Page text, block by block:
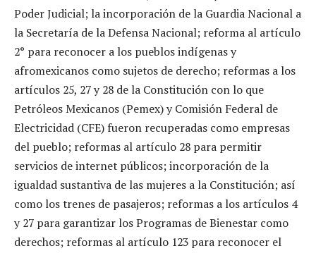
Poder Judicial; la incorporación de la Guardia Nacional a
la Secretaría de la Defensa Nacional; reforma al artículo
2° para reconocer a los pueblos indígenas y
afromexicanos como sujetos de derecho; reformas a los
artículos 25, 27 y 28 de la Constitución con lo que
Petróleos Mexicanos (Pemex) y Comisión Federal de
Electricidad (CFE) fueron recuperadas como empresas
del pueblo; reformas al artículo 28 para permitir
servicios de internet públicos; incorporación de la
igualdad sustantiva de las mujeres a la Constitución; así
como los trenes de pasajeros; reformas a los artículos 4
y 27 para garantizar los Programas de Bienestar como
derechos; reformas al artículo 123 para reconocer el